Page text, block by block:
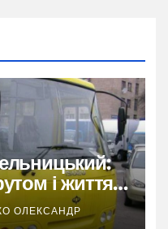
і життям
ОЛЕКСАНДР